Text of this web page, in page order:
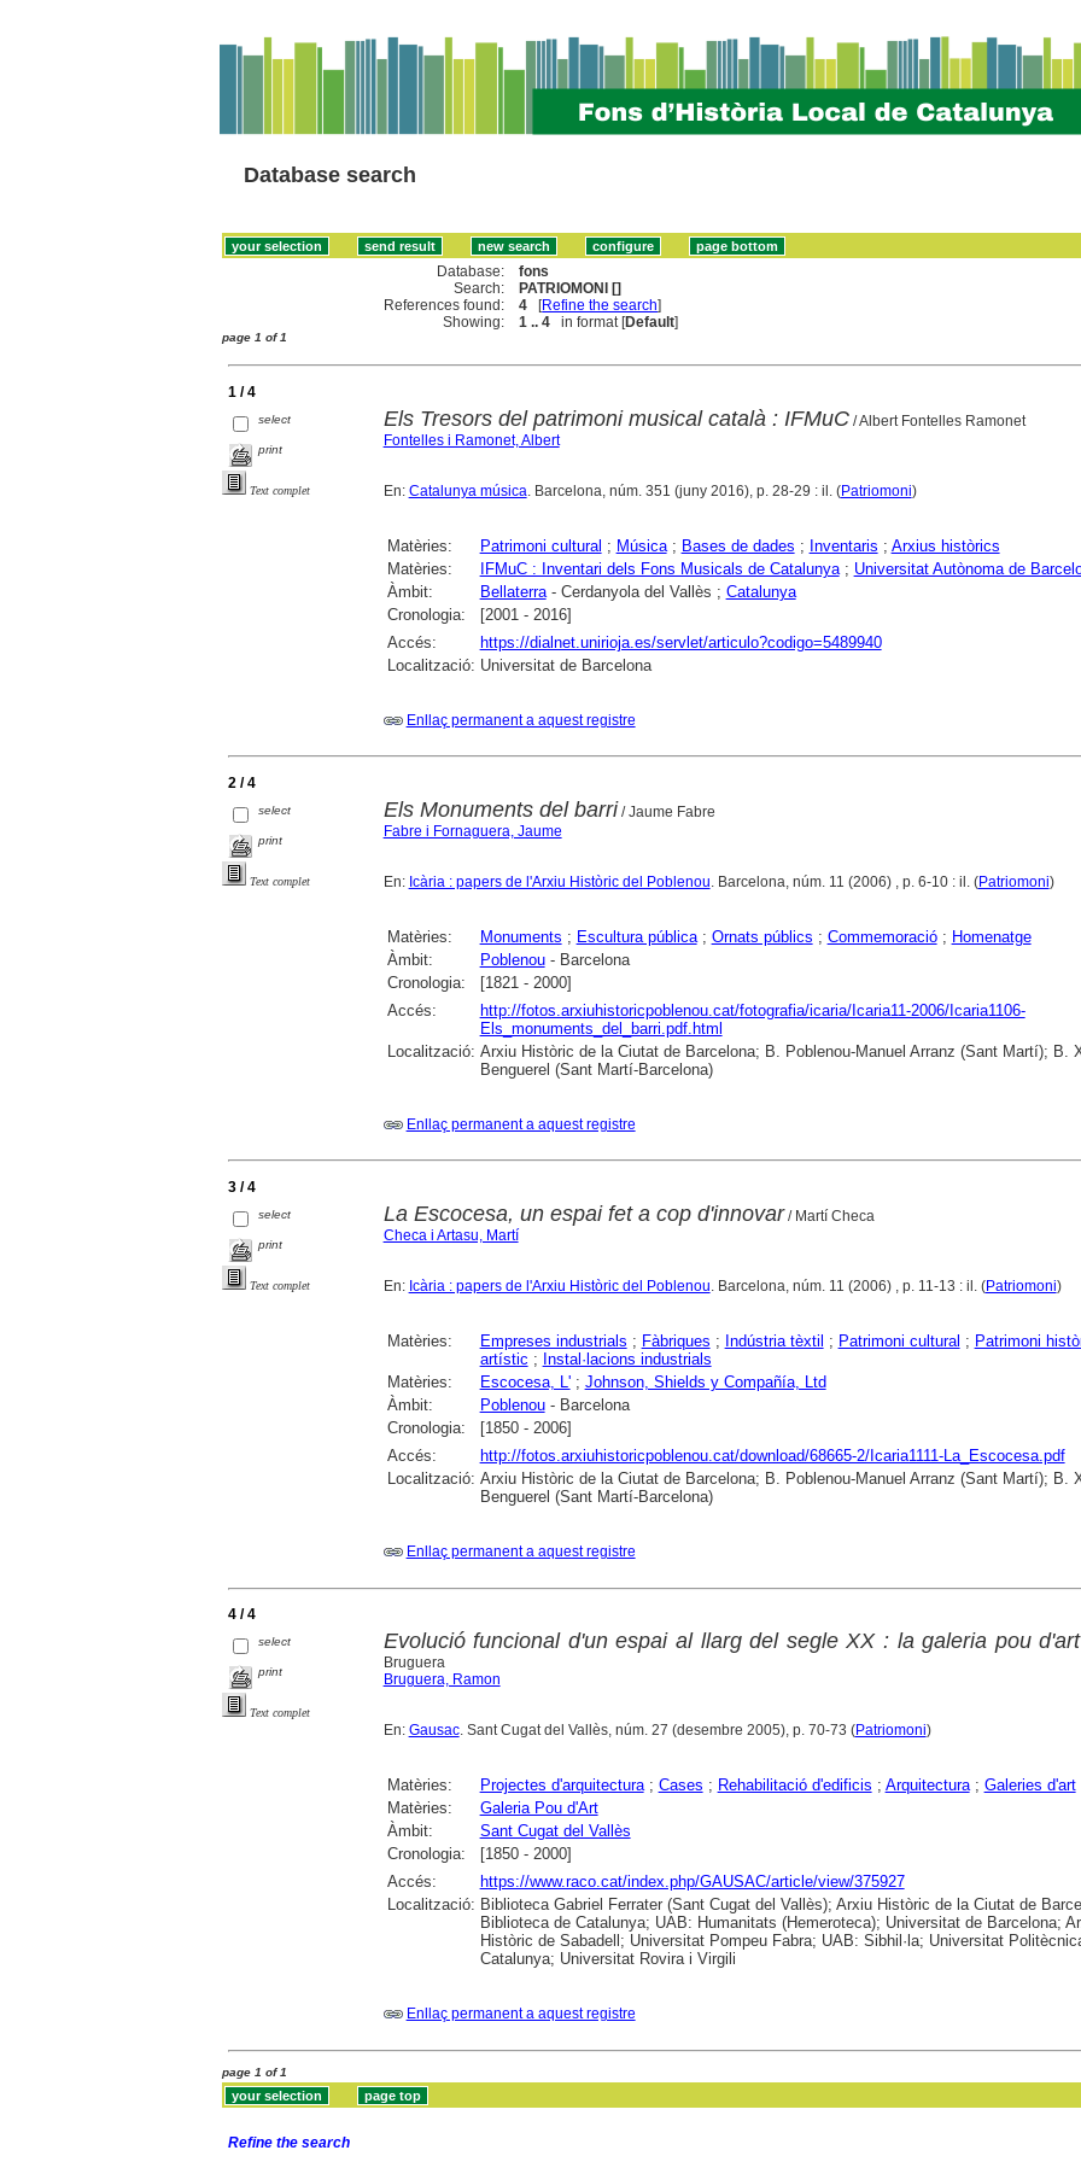
Database search
Database:
fons
Search:
PATRIOMONI []
References found:
4 [Refine the search]
Showing:
1 .. 4 in format [Default]
page 1 of 1
1 / 4
select
print
Text complet
Els Tresors del patrimoni musical català : IFMuC/ Albert Fontelles Ramonet
Fontelles i Ramonet, Albert
En: Catalunya música. Barcelona, núm. 351 (juny 2016), p. 28-29 : il. (Patriomoni)
Matèries: Patrimoni cultural ; Música; Bases de dades ; Inventaris ; Arxius històrics
Matèries:
IFMuC : Inventari dels Fons Musicals de Catalunya; Universitat Autònoma de
Àmbit:
Bellaterra- Cerdanyola del Vallès ; Catalunya
Cronologia:
[2001 - 2016]
Accés:
https://dialnet.unirioja.es/servlet/articulo?codigo=5489940
Localització: Universitat de Barcelona
Enllaç permanent a aquest registre
2 / 4
select
print
Text complet
Els Monuments del barri/ Jaume Fabre
Fabre i Fornaguera, Jaume
En: Icària : papers de l'Arxiu Històric del Poblenou. Barcelona, núm. 11 (2006) , p. 6-10 : il. (Patriomoni)
Matèries: Monuments ; Escultura pública; Ornats públics ; Commemoració; Homenatge
Àmbit:
Poblenou- Barcelona
Cronologia:
[1821 - 2000]
Accés:
http://fotos.arxiuhistoricpoblenou.cat/fotografia/icaria/Icaria11-2006/Icaria1106-
Els_monuments_del_barri.pdf.html
Localització: Arxiu Històric de la Ciutat de Barcelona; B. Poblenou-Manuel Arranz (Sant Martí); B.
Benguerel (Sant Martí-Barcelona)
Enllaç permanent a aquest registre
3 / 4
select
print
Text complet
La Escocesa, un espai fet a cop d'innovar/ Martí Checa
Checa i Artasu, Martí
En: Icària : papers de l'Arxiu Històric del Poblenou. Barcelona, núm. 11 (2006) , p. 11-13 : il. (Patriomoni)
Matèries: Empreses industrials ; Fàbriques ; Indústria tèxtil ; Patrimoni cultural ; Patrimoni
artístic ; Instal·lacions industrials
Matèries:
Escocesa, L'; Johnson, Shields y Compañía, Ltd
Àmbit:
Poblenou- Barcelona
Cronologia:
[1850 - 2006]
Accés:
http://fotos.arxiuhistoricpoblenou.cat/download/68665-2/Icaria1111-La_Escocesa.pdf
Localització: Arxiu Històric de la Ciutat de Barcelona; B. Poblenou-Manuel Arranz (Sant Martí); B.
Benguerel (Sant Martí-Barcelona)
Enllaç permanent a aquest registre
4 / 4
select
print
Text complet
Evolució funcional d'un espai al llarg del segle XX : la galeria pou d'art
Bruguera
Bruguera, Ramon
En: Gausac. Sant Cugat del Vallès, núm. 27 (desembre 2005), p. 70-73 (Patriomoni)
Matèries: Projectes d'arquitectura; Cases ; Rehabilitació d'edificis ; Arquitectura; Galeries d'art
Matèries:
Galeria Pou d'Art
Àmbit:
Sant Cugat del Vallès
Cronologia:
[1850 - 2000]
Accés:
https://www.raco.cat/index.php/GAUSAC/article/view/375927
Localització: Biblioteca Gabriel Ferrater (Sant Cugat del Vallès); Arxiu Històric de la Ciutat de
Biblioteca de Catalunya; UAB: Humanitats (Hemeroteca); Universitat de Barcelona;
Històric de Sabadell; Universitat Pompeu Fabra; UAB: Sibhil·la; Universitat
Catalunya; Universitat Rovira i Virgili
Enllaç permanent a aquest registre
page 1 of 1
Refine the search